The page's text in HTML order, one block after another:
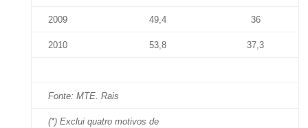
2009 49,4 36
2010 53,8 37,3
Fonte: MTE. Rais
(*) Exclui quatro motivos de